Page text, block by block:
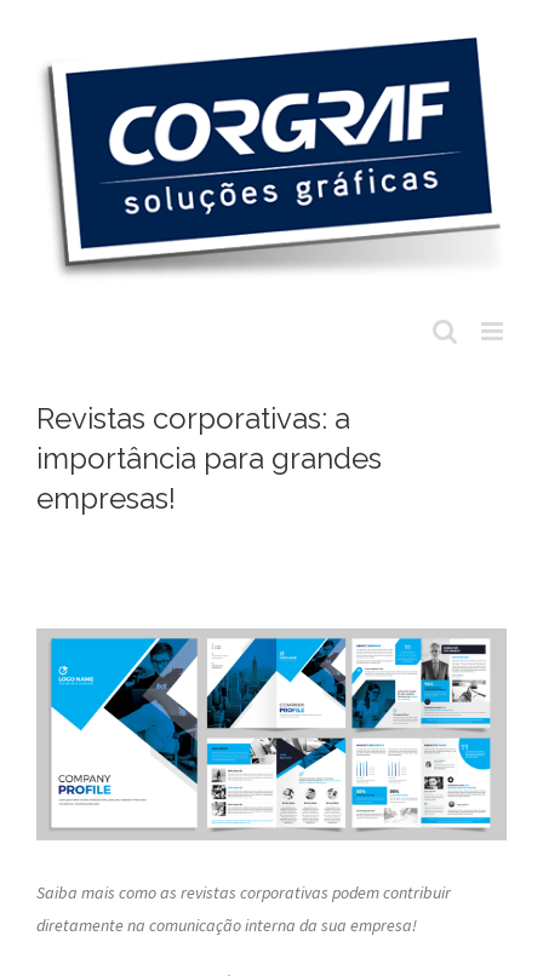
conteúdo
Revistas corporativas: a
importância para grandes
empresas!
Saiba mais como as revistas corporativas podem contribuir
diretamente na comunicação interna da sua empresa!